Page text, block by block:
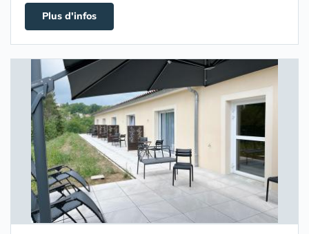
Plus d'infos